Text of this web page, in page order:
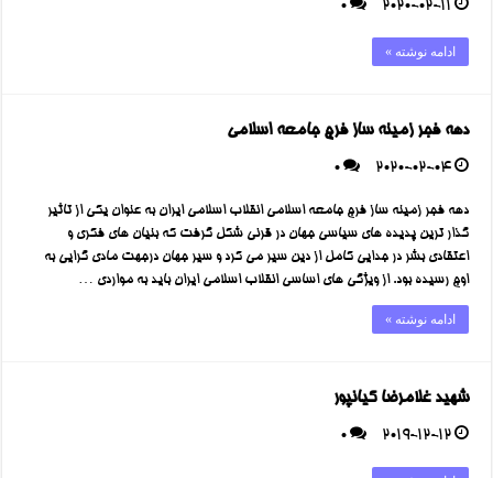
2020-02-11
0
ادامه نوشته »
دهه فجر زمینه ساز فرج جامعه اسلامی
2020-02-04
0
دهه فجر زمینه ساز فرج جامعه اسلامی انقلاب اسلامی ایران به عنوان یکی از تاثیر
گذار ترین پدیده های سیاسی جهان در قرنی شکل گرفت که بنیان های فکری و
اعتقادی بشر در جدایی کامل از دین سیر می کرد و سیر جهان درجهت مادی گرایی به
اوج رسیده بود. از ویژگی های اساسی انقلاب اسلامی ایران باید به مواردی …
ادامه نوشته »
شهید غلامرضا کیانپور
2019-12-12
0